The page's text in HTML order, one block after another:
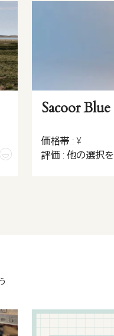
Sacoor Blue
価格帯 : ¥
評価 : 他の選択を